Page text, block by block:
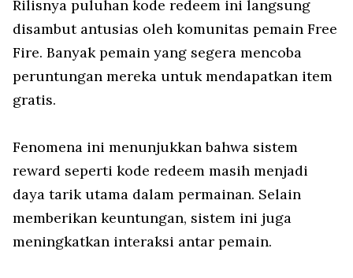
Rilisnya puluhan kode redeem ini langsung
disambut antusias oleh komunitas pemain Free
Fire. Banyak pemain yang segera mencoba
peruntungan mereka untuk mendapatkan item
gratis.
Fenomena ini menunjukkan bahwa sistem
reward seperti kode redeem masih menjadi
daya tarik utama dalam permainan. Selain
memberikan keuntungan, sistem ini juga
meningkatkan interaksi antar pemain.